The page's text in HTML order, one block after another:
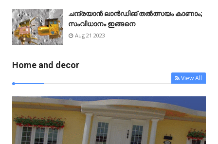
ചന്ദ്രയാൻ ലാൻഡിങ് തൽത്സയം കാണാം;
സംവിധാനം ഇങ്ങനെ
Aug 21 2023
Home and decor
View All